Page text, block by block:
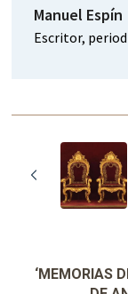
Manuel Espín
Escritor,
‘MEMORIAS